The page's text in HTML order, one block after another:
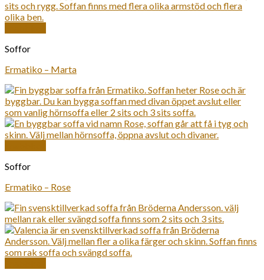
Soffor
Ermatiko – Marta
Soffor
Ermatiko – Rose